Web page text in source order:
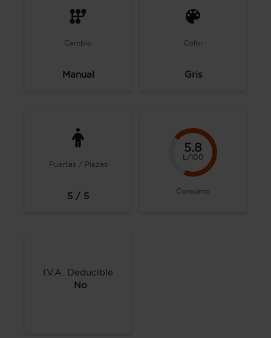
Cambio
Manual
Color
Gris
Puertas / Plazas
5 / 5
5.8
L/100
Consumo
I.V.A. Deducible
No